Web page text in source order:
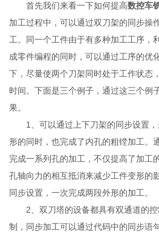
首先我们来看一下如何提高数控车
加工过程中，可以通过双刀架的同步操
工。同一个工件由于有多种加工工序，
成零件编程的同时，可以通过工序的优
下，尽量使两个刀架同时处于工作状态
时间。下面是三个例子，通过这三个例
果。
1、可以通过上下刀架的同步设置，
形的同时，也完成了内孔的粗镗加工。
完成一系列孔的加工，不仅提高了加工
孔轴向力的相互抵消来减少工件变形的
同步设置，一次完成两段外形的加工。
2、双刀塔的设备都具有双通道的控
制，同步加工可以通过代码中的同步语